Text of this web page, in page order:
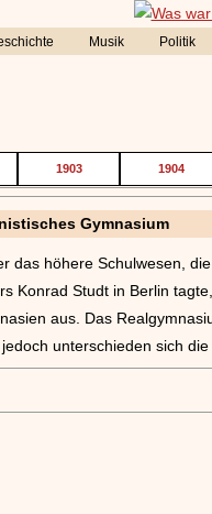
Musik Politik
1903 1904
Gymnasium
das höhere Schulwesen,
Konrad Studt in Berlin
aus. Das
unterschieden sich